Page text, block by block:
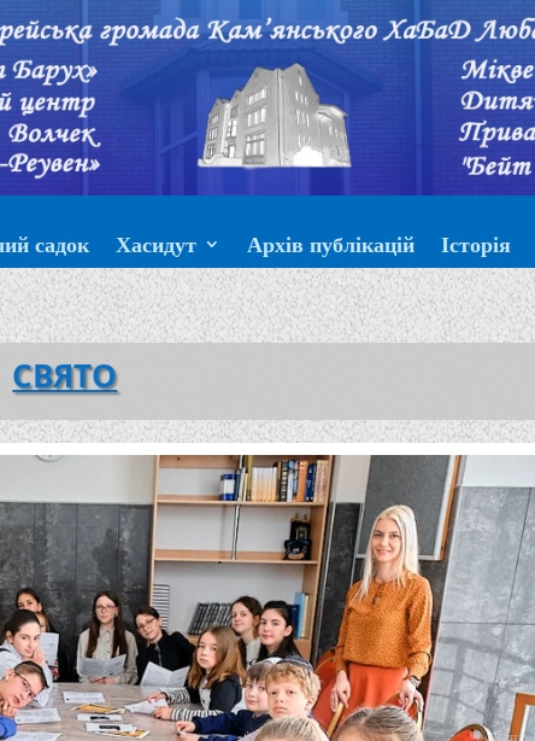
садок Хасидут Архів публікацій Історія
СВЯТО